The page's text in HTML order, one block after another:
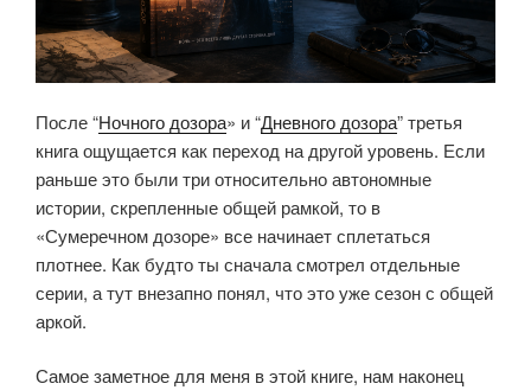
После “Ночного дозора» и “Дневного дозора” третья
книга ощущается как переход на другой уровень. Если
раньше это были три относительно автономные
истории, скрепленные общей рамкой, то в
«Сумеречном дозоре» все начинает сплетаться
плотнее. Как будто ты сначала смотрел отдельные
серии, а тут внезапно понял, что это уже сезон с общей
аркой.
Самое заметное для меня в этой книге, нам наконец